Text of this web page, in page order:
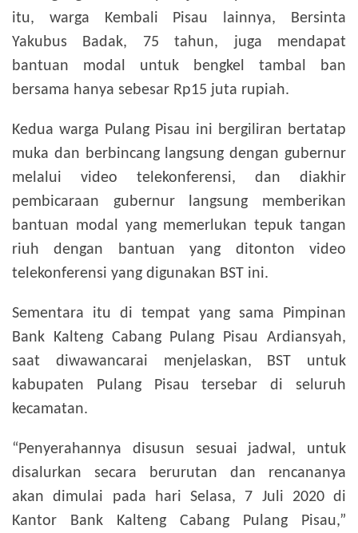
itu, warga Kembali Pisau lainnya, Bersinta
Yakubus Badak, 75 tahun, juga mendapat
bantuan modal untuk bengkel tambal ban
bersama hanya sebesar Rp15 juta rupiah.
Kedua warga Pulang Pisau ini bergiliran bertatap
muka dan berbincang langsung dengan gubernur
melalui video telekonferensi, dan diakhir
pembicaraan gubernur langsung memberikan
bantuan modal yang memerlukan tepuk tangan
riuh dengan bantuan yang ditonton video
telekonferensi yang digunakan BST ini.
Sementara itu di tempat yang sama Pimpinan
Bank Kalteng Cabang Pulang Pisau Ardiansyah,
saat diwawancarai menjelaskan, BST untuk
kabupaten Pulang Pisau tersebar di seluruh
kecamatan.
“Penyerahannya disusun sesuai jadwal, untuk
disalurkan secara berurutan dan rencananya
akan dimulai pada hari Selasa, 7 Juli 2020 di
Kantor Bank Kalteng Cabang Pulang Pisau,”